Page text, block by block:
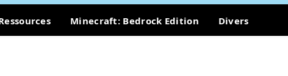
Minecraft: Bedrock Edition Divers